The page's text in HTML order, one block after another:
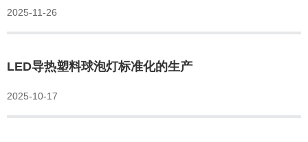
2025-11-26
LED导热塑料球泡灯标准化的生产
2025-10-17